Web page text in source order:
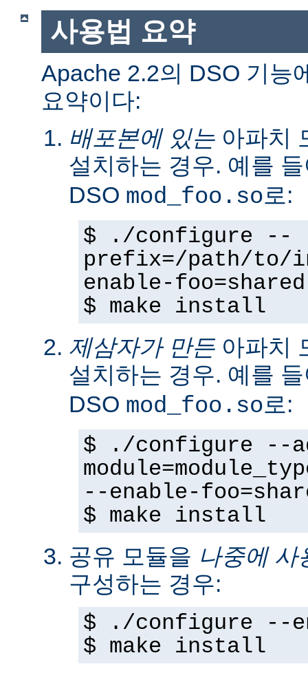
사용법 요약
Apache 2.2의 DSO 기능
요약이다:
배포본에 있는 아파치
설치하는 경우. 예를
DSO mod_foo.so로:
$ ./configure --
prefix=/path/
enable-foo=shared
$ make install
제삼자가 만든아파치
설치하는 경우. 예를
DSO mod_foo.so로:
$ ./configure --
--enable-
$ make install
공유 모듈을 나중에 사
구성하는 경우:
$ ./configure --
$ make install